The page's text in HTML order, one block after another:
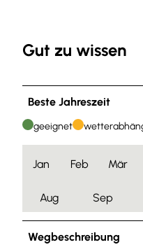
-
u
m
-
n
Gut zu wissen
Beste Jahreszeit
geeignet
Jan Feb Mär
Aug Sep
Wegbeschreibung